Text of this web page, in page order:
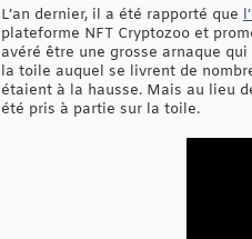
L’an dernier, il a été rapporté que
plateforme NFT Cryptozoo et
avéré être une grosse arnaque
la toile auquel se livrent de
étaient à la hausse. Mais au lieu
été pris à partie sur la toile.